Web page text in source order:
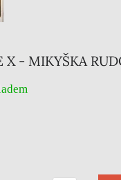
X - MIKYŠKA